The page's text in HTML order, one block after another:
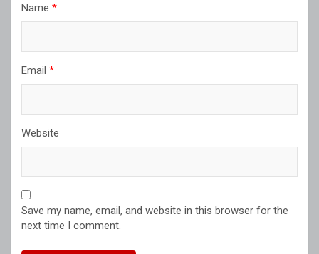
Name *
Email *
Website
Save my name, email, and website in this browser for the
next time I comment.